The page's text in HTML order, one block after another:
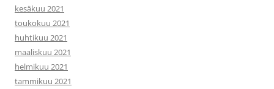
kesäkuu 2021
toukokuu 2021
huhtikuu 2021
maaliskuu 2021
helmikuu 2021
tammikuu 2021